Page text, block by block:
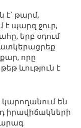
է՝ թարմ,
է պարզ ջուր,
երբ օդում
որը
ևություն է
են
իրավիճակների
արագ